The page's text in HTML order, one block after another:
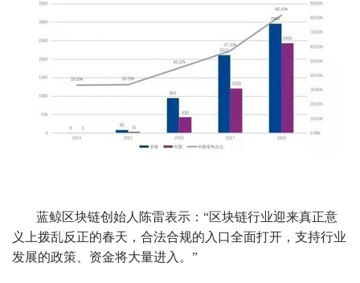
蓝鲸区块链创始人陈雷表示：“区块链行业迎来真正意
义上拨乱反正的春天，合法合规的入口全面打开，支持行业
发展的政策、资金将大量进入。”